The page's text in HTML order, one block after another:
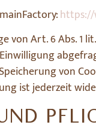
Art. 6 Abs. 1
von
ist jederzeit